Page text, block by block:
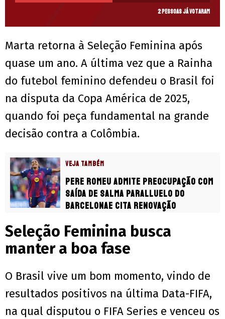
2 pessoas já votaram
Marta retorna à Seleção Feminina após
quase um ano. A última vez que a Rainha
do futebol feminino defendeu o Brasil foi
na disputa da Copa América de 2025,
quando foi peça fundamental na grande
decisão contra a Colômbia.
VEJA TAMBÉM
Pere Romeu admite preocupação com
saída de Salma Paralluelo do
Barcelonae cita renovação
Seleção Feminina busca
manter a boa fase
O Brasil vive um bom momento, vindo de
resultados positivos na última Data-FIFA,
na qual disputou o FIFA Series e venceu os